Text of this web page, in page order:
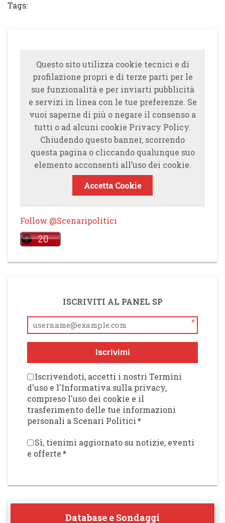
Tags:
Questo sito utilizza cookie tecnici e di
profilazione propri e di terze parti per le
sue funzionalità e per inviarti pubblicità
e servizi in linea con le tue preferenze. Se
vuoi saperne di più o negare il consenso a
tutti o ad alcuni cookie Privacy Policy.
Chiudendo questo banner, scorrendo
questa pagina o cliccando qualunque suo
elemento acconsenti all’uso dei cookie.
Accetta Cookie
Follow @Scenaripolitici
ISCRIVITI AL PANEL SP
*
Iscrivimi
Iscrivendoti, accetti i nostri Termini
d'uso e l'Informativa sulla privacy,
compreso l'uso dei cookie e il
trasferimento delle tue informazioni
personali a Scenari Politici*
Sì, tienimi aggiornato su notizie, eventi
e offerte*
Database e Sondaggi